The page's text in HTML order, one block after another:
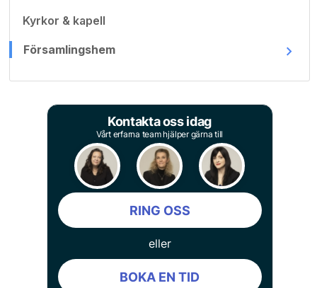
Kyrkor & kapell
Församlingshem
Kontakta oss idag
Vårt erfarna team hjälper gärna till
RING OSS
eller
BOKA EN TID